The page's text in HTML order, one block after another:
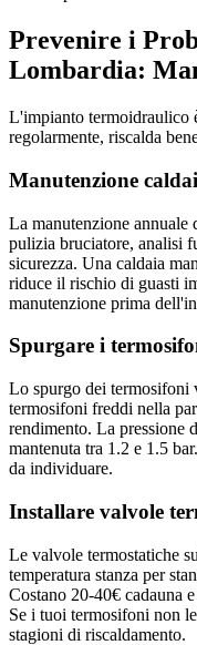
Prevenire i
Lombardia:
L'impianto termoidraulico
regolarmente, riscalda
Manutenzione
La manutenzione annuale
pulizia bruciatore, analisi
sicurezza. Una caldaia
riduce il rischio di guasti
manutenzione prima
Spurgare i
Lo spurgo dei termosifoni
termosifoni freddi nella
rendimento. La pressione
mantenuta tra 1.2 e 1.5
da individuare.
Installare valvole
Le valvole termostatiche
temperatura stanza per
Costano 20-40€ cadauna
Se i tuoi termosifoni non
stagioni di riscaldamento.